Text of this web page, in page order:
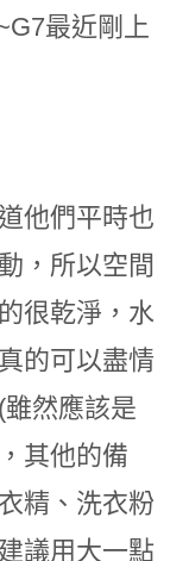
最近剛上
他們平時也
，所以空間
很乾淨，水
的可以盡情
然應該是
其他的備
精、洗衣粉
議用大一點